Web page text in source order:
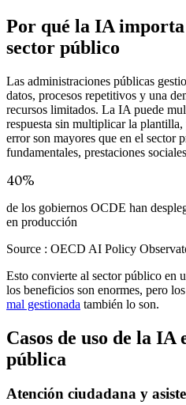
Por qué la IA importa
sector público
Las administraciones públicas
datos, procesos repetitivos y una
recursos limitados. La IA puede
respuesta sin multiplicar la plantilla,
error son mayores que en el sector
fundamentales, prestaciones
40%
de los gobiernos OCDE han
en producción
Source : OECD AI Policy
Esto convierte al sector público en
los beneficios son enormes, pero los
mal gestionada también lo son.
Casos de uso de la
pública
Atención ciudadana y